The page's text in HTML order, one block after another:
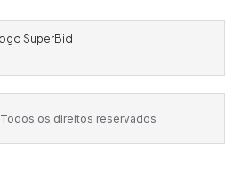
Todos os direitos reservados